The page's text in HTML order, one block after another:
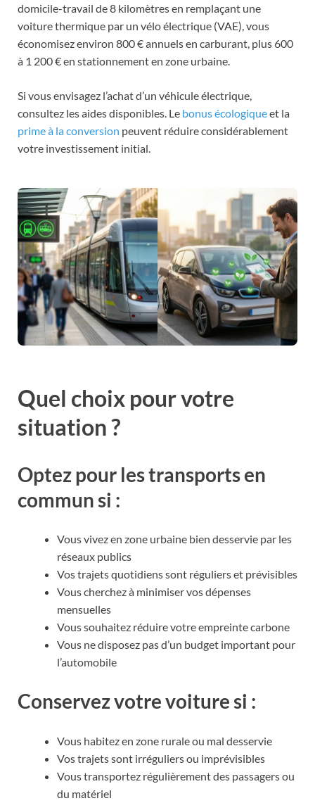
domicile-travail de 8 kilomètres en remplaçant une
voiture thermique par un vélo électrique (VAE), vous
économisez environ 800 € annuels en carburant, plus 600
à 1 200 € en stationnement en zone urbaine.
Si vous envisagez l’achat d’un véhicule électrique,
consultez les aides disponibles. Le bonus écologiqueet la
prime à la conversion peuvent réduire considérablement
votre investissement initial.
Quel choix pour votre
situation ?
Optez pour les transports en
commun si :
Vous vivez en zone urbaine bien desservie par les
réseaux publics
Vos trajets quotidiens sont réguliers et prévisibles
Vous cherchez à minimiser vos dépenses
mensuelles
Vous souhaitez réduire votre empreinte carbone
Vous ne disposez pas d’un budget important pour
l’automobile
Conservez votre voiture si :
Vous habitez en zone rurale ou mal desservie
Vos trajets sont irréguliers ou imprévisibles
Vous transportez régulièrement des passagers ou
du matériel